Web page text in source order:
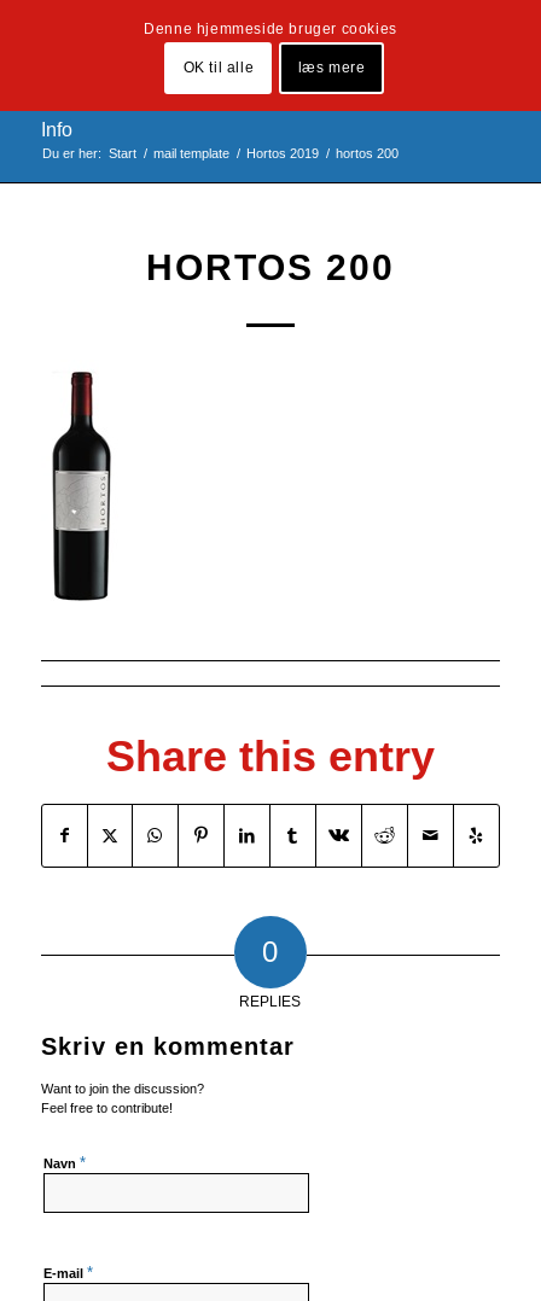
Info
Du er her: Start / mail template / Hortos 2019 / hortos 200
HORTOS 200
Share this entry
0
REPLIES
Skriv en kommentar
Want to join the discussion?
Feel free to contribute!
Navn *
E-mail *
Denne hjemmeside bruger cookies
OK til alle læs mere